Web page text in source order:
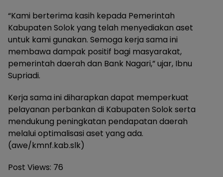
“Kami berterima kasih kepada Pemerintah
Kabupaten Solok yang telah menyediakan aset
untuk kami gunakan. Semoga kerja sama ini
membawa dampak positif bagi masyarakat,
pemerintah daerah dan Bank Nagari,” ujar, Ibnu
Supriadi.
Kerja sama ini diharapkan dapat memperkuat
pelayanan perbankan di Kabupaten Solok serta
mendukung peningkatan pendapatan daerah
melalui optimalisasi aset yang ada.
(awe/kmnf.kab.slk)
Post Views: 76